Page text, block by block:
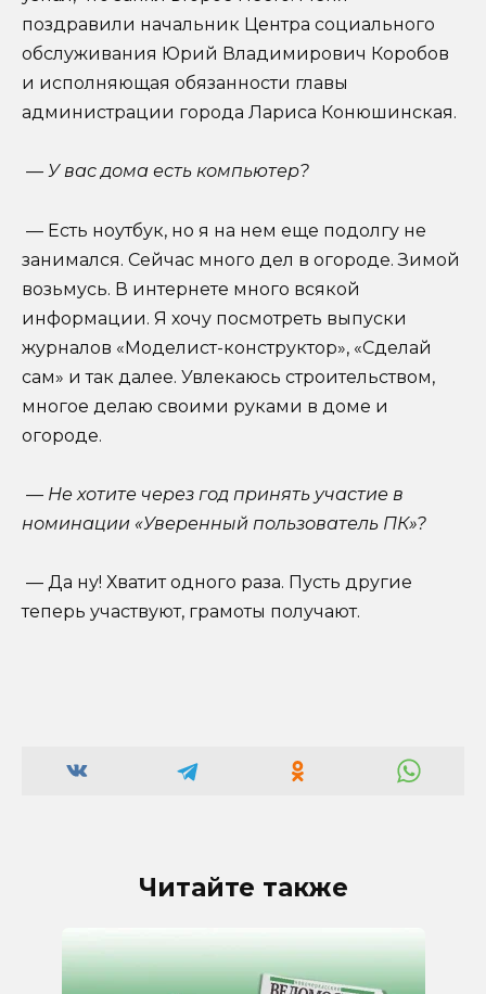
поздравили начальник Центра социального
обслуживания Юрий Владимирович Коробов
и исполняющая обязанности главы
администрации города Лариса Конюшинская.
— У вас дома есть компьютер?
— Есть ноутбук, но я на нем еще подолгу не
занимался. Сейчас много дел в огороде. Зимой
возьмусь. В интернете много всякой
информации. Я хочу посмотреть выпуски
журналов «Моделист-конструктор», «Сделай
сам» и так далее. Увлекаюсь строительством,
многое делаю своими руками в доме и
огороде.
— Не хотите через год принять участие в
номинации «Уверенный пользователь ПК»?
— Да ну! Хватит одного раза. Пусть другие
теперь участвуют, грамоты получают.
Читайте также